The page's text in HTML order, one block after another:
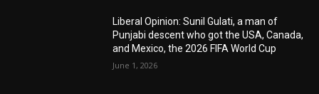
Liberal Opinion: Sunil Gulati, a man of
Punjabi descent who got the USA, Canada,
and Mexico, the 2026 FIFA World Cup
June 1, 2026